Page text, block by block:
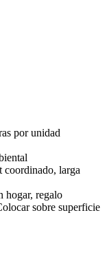
por unidad
coordinado, larga
hogar, regalo
sobre superficie